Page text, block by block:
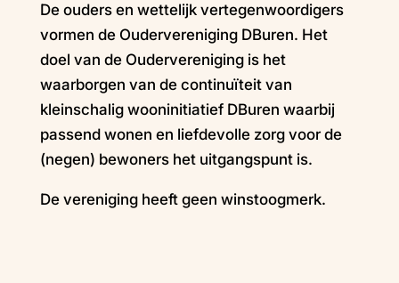
De ouders en wettelijk vertegenwoordigers
vormen de Oudervereniging DBuren. Het
doel van de Oudervereniging is het
waarborgen van de continuïteit van
kleinschalig wooninitiatief DBuren waarbij
passend wonen en liefdevolle zorg voor de
(negen) bewoners het uitgangspunt is.
De vereniging heeft geen winstoogmerk.